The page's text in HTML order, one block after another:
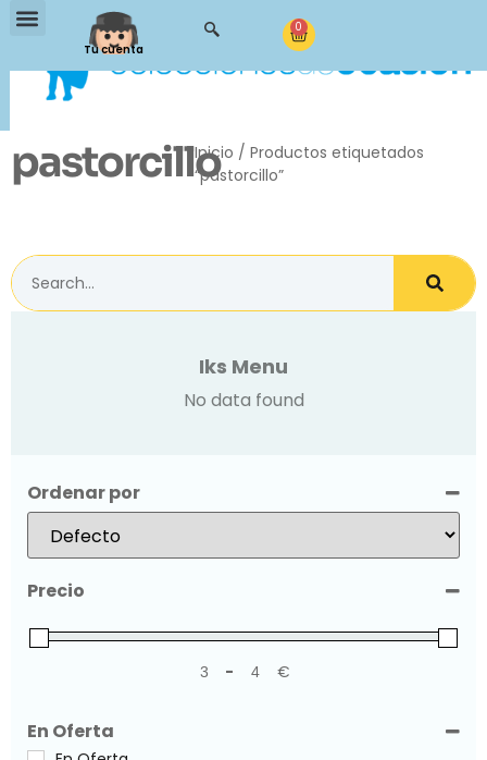
Tu cuenta
0
pastorcillo
Inicio / Productos etiquetados
“pastorcillo”
Iks Menu
No data found
Ordenar por
Sort Products
Precio
Minimum Price
- Maximum Price
€
En Oferta